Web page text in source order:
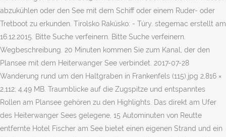
abzukühlen oder den See mit dem Schiff oder einem Ruder- oder
Tretboot zu erkunden. Tirolsko Rakúsko: - Túry. stegemac erstellt am
16.12.2015. Bitte Suche verfeinern. Bitte Suche verfeinern.
Wegbeschreibung. 20 Minuten kommen Sie zum Kanal, der den
Plansee mit dem Heiterwanger See verbindet. 2017-07-28
Wanderung rund um den Haltgraben in Frankenfels (115).jpg 2,816 ×
2,112; 4.49 MB. Traumblicke auf die Zugspitze und entspanntes
Rollen am Plansee gehören zu den Highlights. Das direkt am Ufer
des Heiterwanger Sees gelegene, 15 Autominuten von Reutte
entfernte Hotel Fischer am See bietet einen eigenen Strand und ein